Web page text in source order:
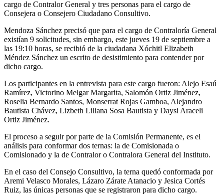
cargo de Contralor General y tres personas para el cargo de
Consejera o Consejero Ciudadano Consultivo.
Mendoza Sánchez precisó que para el cargo de Contraloría General
existían 9 solicitudes, sin embargo, este jueves 19 de septiembre a
las 19:10 horas, se recibió de la ciudadana Xóchitl Elizabeth
Méndez Sánchez un escrito de desistimiento para contender por
dicho cargo.
Los participantes en la entrevista para este cargo fueron: Alejo Esaú
Ramírez, Victorino Melgar Margarita, Salomón Ortiz Jiménez,
Roselia Bernardo Santos, Monserrat Rojas Gamboa, Alejandro
Bautista Chávez, Lizbeth Liliana Sosa Bautista y Daysi Araceli
Ortiz Jiménez.
El proceso a seguir por parte de la Comisión Permanente, es el
análisis para conformar dos ternas: la de Comisionada o
Comisionado y la de Contralor o Contralora General del Instituto.
En el caso del Consejo Consultivo, la terna quedó conformada por
Aremi Velasco Morales, Lázaro Zárate Atanacio y Jesica Cortés
Ruiz, las únicas personas que se registraron para dicho cargo.